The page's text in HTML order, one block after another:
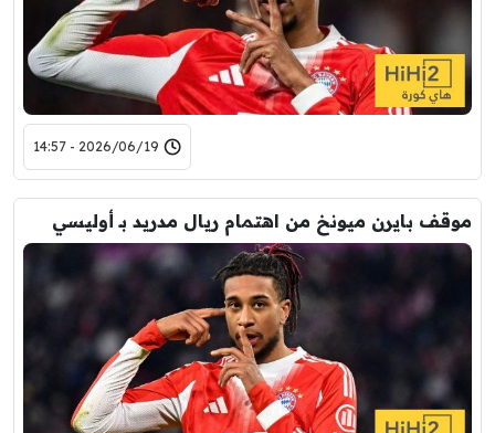
2026/06/19 - 14:57
موقف بايرن ميونخ من اهتمام ريال مدريد بـ أوليسي